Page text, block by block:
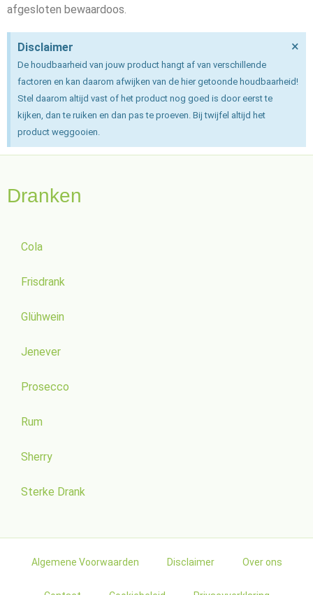
afgesloten bewaardoos.
Disclaimer
De houdbaarheid van jouw product hangt af van verschillende
factoren en kan daarom afwijken van de hier getoonde houdbaarheid!
Stel daarom altijd vast of het product nog goed is door eerst te
kijken, dan te ruiken en dan pas te proeven. Bij twijfel altijd het
product weggooien.
×
Dranken
Cola
Frisdrank
Glühwein
Jenever
Prosecco
Rum
Sherry
Sterke Drank
Algemene Voorwaarden Disclaimer Over ons